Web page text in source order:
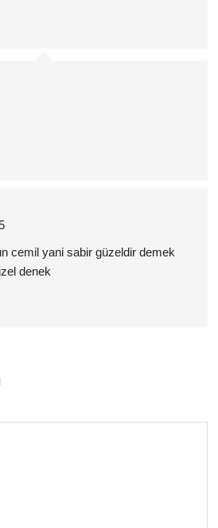
cemil yani sabir güzeldir demek
denek